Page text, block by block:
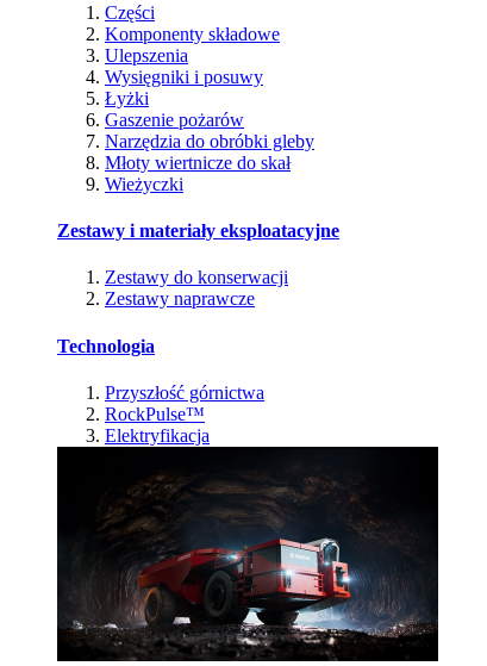
Części
Komponenty składowe
Ulepszenia
Wysięgniki i posuwy
Łyżki
Gaszenie pożarów
Narzędzia do obróbki gleby
Młoty wiertnicze do skał
Wieżyczki
Zestawy i materiały eksploatacyjne
Zestawy do konserwacji
Zestawy naprawcze
Technologia
Przyszłość górnictwa
RockPulse™
Elektryfikacja